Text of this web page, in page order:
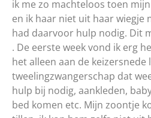
ik me zo machteloos toen
en ik haar niet uit haar wiegje
had daarvoor hulp nodig. Dit
. De eerste week vond ik erg
het alleen aan de keizersnede
tweelingzwangerschap dat
hulp bij nodig, aankleden,
bed komen etc. Mijn zoontje